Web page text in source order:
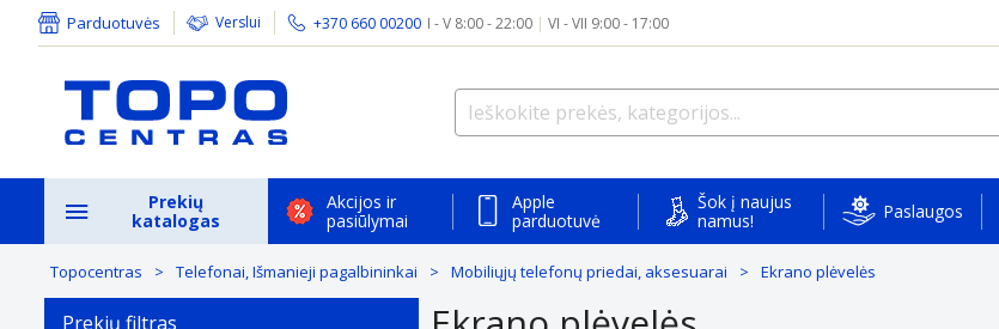
Parduotuvės Verslui +370 660 00200 I - V 8:00 - 22:00 | VI - VII 9:00 - 17:00
Prekių
katalogas
Akcijos ir
pasiūlymai
Apple
parduotuvė
Šok į naujus
namus!
Paslaugos
Topocentras Telefonai, Išmanieji pagalbininkai Mobiliųjų telefonų priedai, aksesuarai Ekrano plėvelės
Prekių filtras